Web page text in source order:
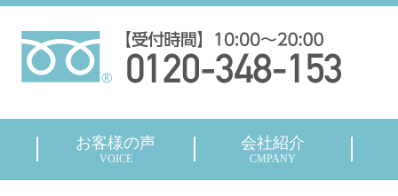
お客様の声
VOICE
会社紹介
CMPANY